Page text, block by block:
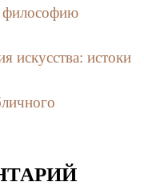
философию
искусства: истоки